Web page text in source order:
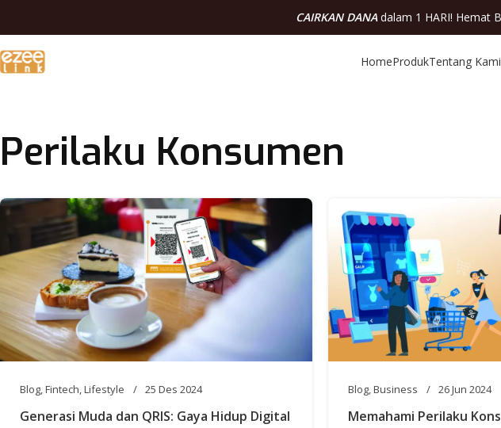
CAIRKAN DANAdalam 1 HARI! Hemat
HomeProdukTentang Kami
Perilaku Konsumen
Blog,Fintech,Lifestyle 25 Des 2024
Generasi Muda dan QRIS: Gaya Hidup Digital
Blog,Business 26 Jun 2024
Memahami Perilaku